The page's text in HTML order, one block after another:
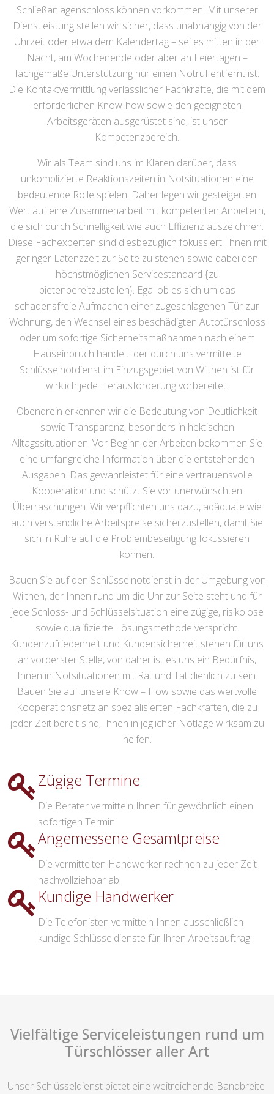
Schließanlagenschloss können vorkommen. Mit unserer
Dienstleistung stellen wir sicher, dass unabhängig von der
Uhrzeit oder etwa dem Kalendertag – sei es mitten in der
Nacht, am Wochenende oder aber an Feiertagen –
fachgemäße Unterstützung nur einen Notruf entfernt ist.
Die Kontaktvermittlung verlässlicher Fachkräfte, die mit dem
erforderlichen Know-how sowie den geeigneten
Arbeitsgeräten ausgerüstet sind, ist unser
Kompetenzbereich.
Wir als Team sind uns im Klaren darüber, dass
unkomplizierte Reaktionszeiten in Notsituationen eine
bedeutende Rolle spielen. Daher legen wir gesteigerten
Wert auf eine Zusammenarbeit mit kompetenten Anbietern,
die sich durch Schnelligkeit wie auch Effizienz auszeichnen.
Diese Fachexperten sind diesbezüglich fokussiert, Ihnen mit
geringer Latenzzeit zur Seite zu stehen sowie dabei den
höchstmöglichen Servicestandard {zu
bietenbereitzustellen}. Egal ob es sich um das
schadensfreie Aufmachen einer zugeschlagenen Tür zur
Wohnung, den Wechsel eines beschädigten Autotürschloss
oder um sofortige Sicherheitsmaßnahmen nach einem
Hauseinbruch handelt: der durch uns vermittelte
Schlüsselnotdienst im Einzugsgebiet von Wilthen ist für
wirklich jede Herausforderung vorbereitet.
Obendrein erkennen wir die Bedeutung von Deutlichkeit
sowie Transparenz, besonders in hektischen
Alltagssituationen. Vor Beginn der Arbeiten bekommen Sie
eine umfangreiche Information über die entstehenden
Ausgaben. Das gewährleistet für eine vertrauensvolle
Kooperation und schützt Sie vor unerwünschten
Überraschungen. Wir verpflichten uns dazu, adäquate wie
auch verständliche Arbeitspreise sicherzustellen, damit Sie
sich in Ruhe auf die Problembeseitigung fokussieren
können.
Bauen Sie auf den Schlüsselnotdienst in der Umgebung von
Wilthen, der Ihnen rund um die Uhr zur Seite steht und für
jede Schloss- und Schlüsselsituation eine zügige, risikolose
sowie qualifizierte Lösungsmethode verspricht.
Kundenzufriedenheit und Kundensicherheit stehen für uns
an vorderster Stelle, von daher ist es uns ein Bedürfnis,
Ihnen in Notsituationen mit Rat und Tat dienlich zu sein.
Bauen Sie auf unsere Know – How sowie das wertvolle
Kooperationsnetz an spezialisierten Fachkräften, die zu
jeder Zeit bereit sind, Ihnen in jeglicher Notlage wirksam zu
helfen.
Zügige Termine
Die Berater vermitteln Ihnen für gewöhnlich einen
sofortigen Termin.
Angemessene Gesamtpreise
Die vermittelten Handwerker rechnen zu jeder Zeit
nachvollziehbar ab.
Kundige Handwerker
Die Telefonisten vermitteln Ihnen ausschließlich
kundige Schlüsseldienste für Ihren Arbeitsauftrag.
Vielfältige Serviceleistungen rund um
Türschlösser aller Art
Unser Schlüsseldienst bietet eine weitreichende Bandbreite